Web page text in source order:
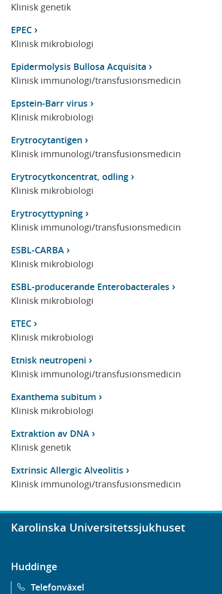
Klinisk genetik
EPEC
Klinisk mikrobiologi
Epidermolysis Bullosa Acquisita
Klinisk immunologi/transfusionsmedicin
Epstein-Barr virus
Klinisk mikrobiologi
Erytrocytantigen
Klinisk immunologi/transfusionsmedicin
Erytrocytkoncentrat, odling
Klinisk mikrobiologi
Erytrocyttypning
Klinisk immunologi/transfusionsmedicin
ESBL-CARBA
Klinisk mikrobiologi
ESBL-producerande Enterobacterales
Klinisk mikrobiologi
ETEC
Klinisk mikrobiologi
Etnisk neutropeni
Klinisk immunologi/transfusionsmedicin
Exanthema subitum
Klinisk mikrobiologi
Extraktion av DNA
Klinisk genetik
Extrinsic Allergic Alveolitis
Klinisk immunologi/transfusionsmedicin
Karolinska Universitetssjukhuset
Huddinge
Telefonväxel